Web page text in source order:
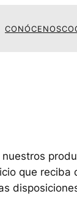
CONÓCENOS
que